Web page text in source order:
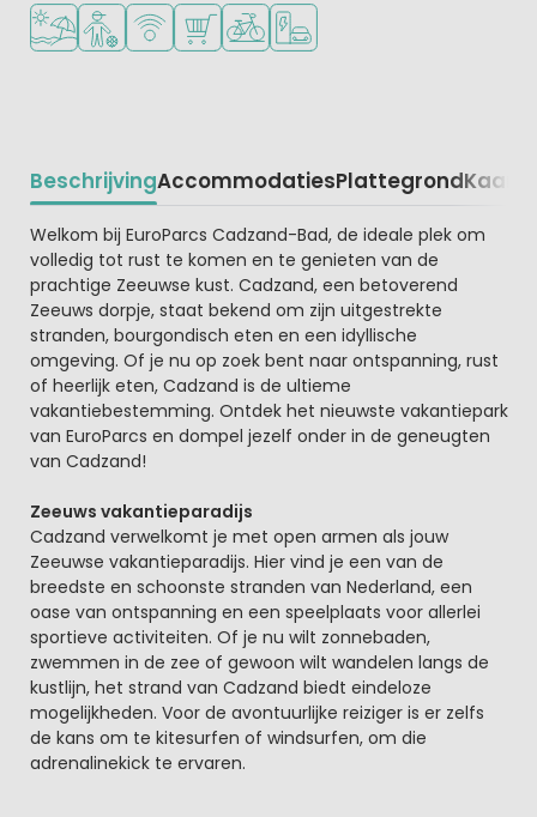
Ligt bij strand en zee
Aanbevolen voor tieners
WiFi beschikbaar
Campingwinkel/Supermarkt
FietsverhuurLaadpaal elektrische auto
BeschrijvingAccommodatiesPlattegrondKaart
Beschrijving
Welkom bij EuroParcs Cadzand-Bad, de ideale plek om
volledig tot rust te komen en te genieten van de
prachtige Zeeuwse kust. Cadzand, een betoverend
Zeeuws dorpje, staat bekend om zijn uitgestrekte
stranden, bourgondisch eten en een idyllische
omgeving. Of je nu op zoek bent naar ontspanning, rust
of heerlijk eten, Cadzand is de ultieme
vakantiebestemming. Ontdek het nieuwste vakantiepark
van EuroParcs en dompel jezelf onder in de geneugten
van Cadzand!
Zeeuws vakantieparadijs
Cadzand verwelkomt je met open armen als jouw
Zeeuwse vakantieparadijs. Hier vind je een van de
breedste en schoonste stranden van Nederland, een
oase van ontspanning en een speelplaats voor allerlei
sportieve activiteiten. Of je nu wilt zonnebaden,
zwemmen in de zee of gewoon wilt wandelen langs de
kustlijn, het strand van Cadzand biedt eindeloze
mogelijkheden. Voor de avontuurlijke reiziger is er zelfs
de kans om te kitesurfen of windsurfen, om die
adrenalinekick te ervaren.